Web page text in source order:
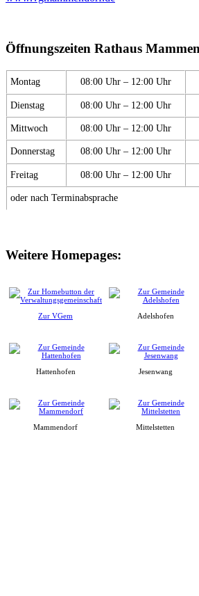
Öffnungszeiten Rathaus
Montag 08:00 Uhr – 12:00 Uhr
Dienstag 08:00 Uhr – 12:00 Uhr
Mittwoch 08:00 Uhr – 12:00 Uhr
Donnerstag 08:00 Uhr – 12:00 Uhr
Freitag 08:00 Uhr – 12:00 Uhr
oder nach Terminabsprache
Weitere Homepages:
Zur VGem Adelshofen
Hattenhofen Jesenwang
Mammendorf Mittelstetten